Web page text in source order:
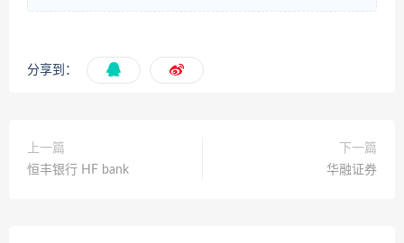
分享到：
上一篇
恒丰银行 HF bank
下一篇
华融证券